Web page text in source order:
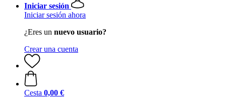
Iniciar sesión
Iniciar sesión ahora
¿Eres un nuevo usuario?
Crear una cuenta
Cesta 0,00 €